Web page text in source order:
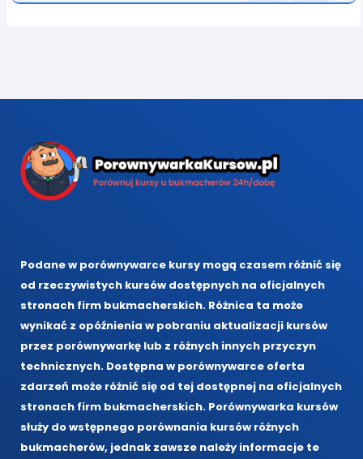
Podane w porównywarce kursy mogą czasem różnić się
od rzeczywistych kursów dostępnych na oficjalnych
stronach firm bukmacherskich. Różnica ta może
wynikać z opóźnienia w pobraniu aktualizacji kursów
przez porównywarkę lub z różnych innych przyczyn
technicznych. Dostępna w porównywarce oferta
zdarzeń może różnić się od tej dostępnej na oficjalnych
stronach firm bukmacherskich. Porównywarka kursów
służy do wstępnego porównania kursów różnych
bukmacherów, jednak zawsze należy informacje te